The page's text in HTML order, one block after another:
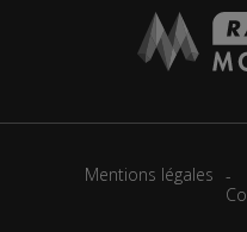
Mentions légales